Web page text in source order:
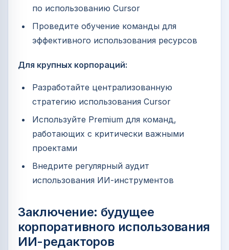
по использованию Cursor
Проведите обучение команды для
эффективного использования ресурсов
Для крупных корпораций:
Разработайте централизованную
стратегию использования Cursor
Используйте Premium для команд,
работающих с критически важными
проектами
Внедрите регулярный аудит
использования ИИ-инструментов
Заключение: будущее
корпоративного использования
ИИ-редакторов